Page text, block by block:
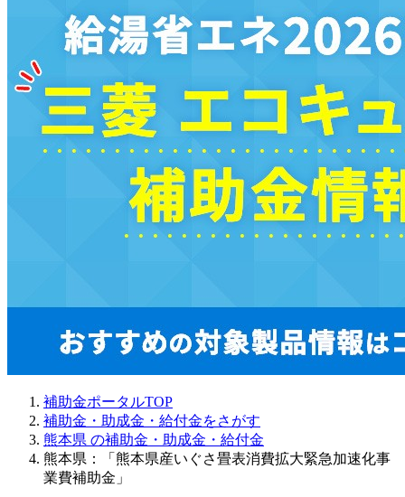
補助金ポータルTOP
補助金・助成金・給付金をさがす
熊本県 の補助金・助成金・給付金
熊本県：「熊本県産いぐさ畳表消費拡大緊急加速化事
業費補助金」